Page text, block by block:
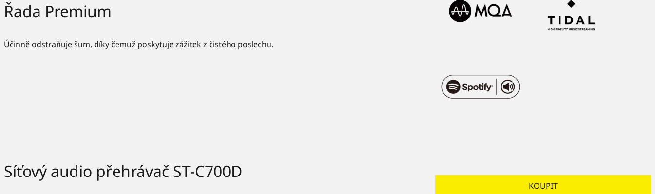
Síťový audio přehrávač ST-C700D
KOUPIT
Řada Premium
Účinně odstraňuje šum, díky čemuž poskytuje zážitek z čistého poslechu.